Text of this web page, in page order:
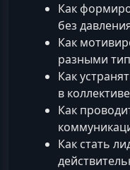
Как
без
Как
разными
Как
в
Как
Как стать